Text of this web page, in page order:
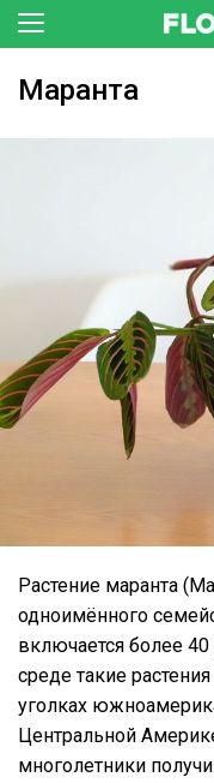
Маранта
Растение маранта
одноимённого
включается более
среде такие
уголках
Центральной
многолетники